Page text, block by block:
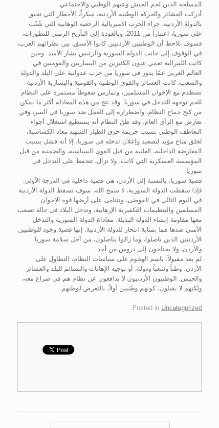
المسلحة الذين لحم الجيش وعيهم الوطني والاجتماعي.
أدركت العشائر والحركة الوطنية الأردنية، مبكراً، الأخطار التي تحيق
بالدولة الأردنية، جراء الحرب الامبريالية الرجعية الوهابية التي شُنّت
على سوريا، اعتباراً من 2011. وبالعودة إلى التأريخ الزمني للتطورات،
فسوف نلاحظ أن الوطنيين الأردنيين كانوا الأسبق، بين نظرائهم العرب،
في الوقوف إلى جانب الدولة السورية والرئيس بشار الأسد. وحين
كانت الليبرالية تعمي عيون الكثيرين من اليساريين والقوميين في
العالم العربي عمّا يدور في سوريا من حرب عدوانية على البلد والدولة
والشعب، كانت العشائر والقوى الوطنية والقومية واليسارية الأردنية
تصطدم مع الإخوان المسلمين، وتمارس ضغوطاً مستمرة على النظام
للجم توجهه للتدخل في سوريا. وقد نتج من هذه المعادلة أكثر ما يمكن
من كبح جماح النظام، واضطراره إلى العمل ضد سوريا في السر، وفي
تعارض مع الرأي العام. وقد ظنّ النظام أنه يستطيع استغلال أجواء
التعاطف الوطني بسبب جريمة حرق الطيار الشهيد معاذ الكساسبة،
لخلق مناخ مؤيد لتصعيد وإعلان تدخله في سوريا، إلا أنه فشل بسبب
المعارضة الداخلية، العلنية من قبل القوى السياسية، والضمنية من قبل
المؤسسة العسكرية التي كانت، ولا تزال، تتحفظ على التدخل في
سوريا.
قضية سوريا، بالنسبة إلى الأردن، هي قضية داخلية في الدرجة الأولى.
فإذا سقطت الدولة السورية، لا سمح الله، سوف تسقط الدولة الأردنية
في اليوم التالي في الفوضى، وتتنامى على أرضها قوة الإخوان
المسلمين والتنظيمات التكفيرية الإرهابية، وتدخل البلاد في حالة تصعب
معها مقاومة إنشاء الدولة البديلة. معاداة الدولة السورية والتدخل
الأمني ضدها هما بمثابة انتحار للدولة الأردنية. إنها قضية وجود للوطنيين
الأردنيين الذين ناضلوا، وما زالوا يناضلون، من أجل سلامة سوريا
والأردن، ولا يحتاجون إلى دروس من أحد.
لم يعد مقبولاً، باسم الهجوم على سياسات النظام، التطاول على
الأردن، وطناً وشعباً ودولة، أو توجيه الإهانات والشتائم للبلد والعشائر
والجيش. الوطنيون الأردنيون لا يدافعون عن نظام هم في صراع معه،
ولكنهم لا يقبلون، كونهم وطنيين أولاً، بالتعرض لوطنهم.
Posted in Uncategorized